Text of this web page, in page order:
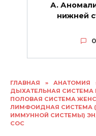
ГЛАВНАЯ » АНАТОМИЯ
ДЫХАТЕЛЬНАЯ
ПОЛОВАЯ СИСТЕМА
ЛИМФОИДНАЯ СИСТЕМА
ИММУННОЙ СИСТЕМЫ)
СОС
А.
нижней
0